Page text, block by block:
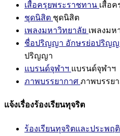
เสื้อครุยพระราชทาน เสื้อ
ชุดนิสิต ชุดนิสิต
เพลงมหาวิทยาลัย เพลงมห
ชื่อปริญญา อักษรย่อปริญญ
ปริญญา
แบรนด์จุฬาฯ แบรนด์จุฬาฯ
ภาพบรรยากาศ ภาพบรรย
แจ้งเรื่องร้องเรียนทุจริต
ร้องเรียนทุจริตและประพฤ